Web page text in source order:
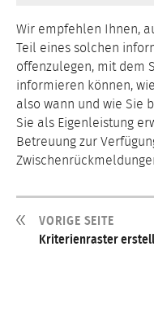
Wir empfehlen Ihnen,
Teil eines solchen
offenzulegen, mit dem
informieren können,
also wann und wie Sie
Sie als Eigenleistung
Betreuung zur
VORIGE SEITE
Kriterienraster